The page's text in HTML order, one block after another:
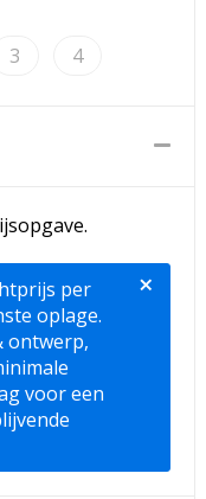
3 4
per
oplage.
ontwerp,
voor een
×